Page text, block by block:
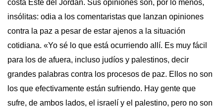
costa Este del Jordán. Sus opiniones son, por lo menos,
insólitas: odia a los comentaristas que lanzan opiniones
contra la paz a pesar de estar ajenos a la situación
cotidiana. «Yo sé lo que está ocurriendo allí. Es muy fácil
para los de afuera, incluso judíos y palestinos, decir
grandes palabras contra los procesos de paz. Ellos no son
los que efectivamente están sufriendo. Hay gente que
sufre, de ambos lados, el israelí y el palestino, pero no son